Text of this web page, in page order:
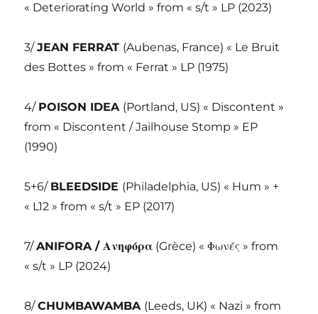
« Deteriorating World » from « s/t » LP (2023)
3/JEAN FERRAT (Aubenas, France) « Le Bruit
des Bottes » from « Ferrat » LP (1975)
4/ POISON IDEA (Portland, US) « Discontent »
from « Discontent / Jailhouse Stomp » EP
(1990)
5+6/ BLEEDSIDE (Philadelphia, US) « Hum » +
« L12 » from « s/t » EP (2017)
7/ANIFORA /Ανηφόρα (Grèce) «Φωνές » from
« s/t » LP (2024)
8/CHUMBAWAMBA (Leeds, UK) « Nazi » from